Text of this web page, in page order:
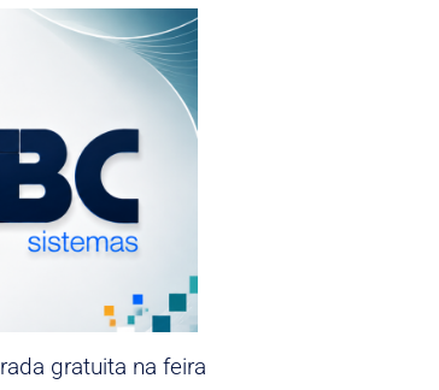
gratuita na feira